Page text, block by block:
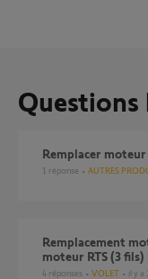
Questions
Remplacer
1 réponse AUTRES
Remplacement moteur volet roulant filaire (4 fils) par
moteur RTS (3
4 réponses VOLET il y